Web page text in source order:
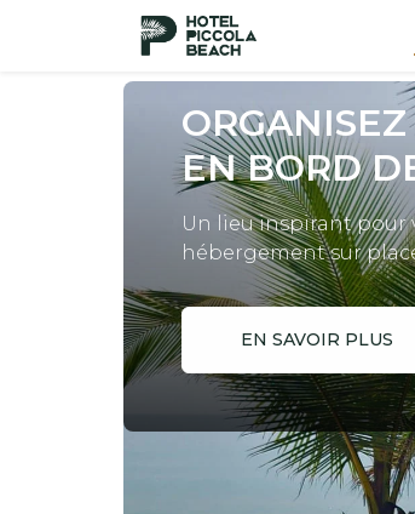
EN BORD
Un lieu inspirant pour
hébergement sur
EN SAVOIR PLUS